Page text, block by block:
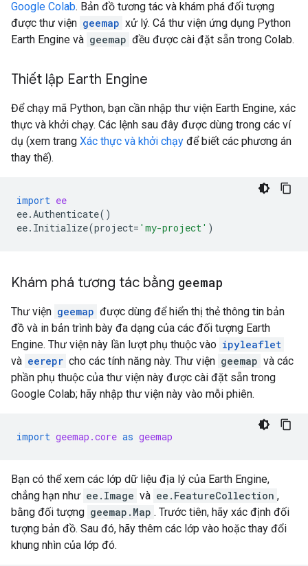
Google Colab. Bản đồ tương tác và khám phá đối tượng
được thư viện geemap xử lý. Cả thư viện ứng dụng Python
Earth Engine và geemap đều được cài đặt sẵn trong Colab.
Thiết lập Earth Engine
Để chạy mã Python, bạn cần nhập thư viện Earth Engine, xác
thực và khởi chạy. Các lệnh sau đây được dùng trong các ví
dụ (xem trang Xác thực và khởi chạy để biết các phương án
thay thế).
import ee
ee.Authenticate()
ee. Initialize(project= 'my-project' )
Khám phá tương tác bằng geemap
Thư viện geemap được dùng để hiển thị thẻ thông tin bản
đồ và in bản trình bày đa dạng của các đối tượng Earth
Engine. Thư viện này lần lượt phụ thuộc vào ipyleaflet
và eerepr cho các tính năng này. Thư viện geemap và các
phần phụ thuộc của thư viện này được cài đặt sẵn trong
Google Colab; hãy nhập thư viện này vào mỗi phiên.
import geemap.core as geemap
Bạn có thể xem các lớp dữ liệu địa lý của Earth Engine,
chẳng hạn như ee.Image và ee.FeatureCollection ,
bằng đối tượng geemap.Map . Trước tiên, hãy xác định đối
tượng bản đồ. Sau đó, hãy thêm các lớp vào hoặc thay đổi
khung nhìn của lớp đó.